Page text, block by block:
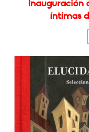
Inauguración
íntimas